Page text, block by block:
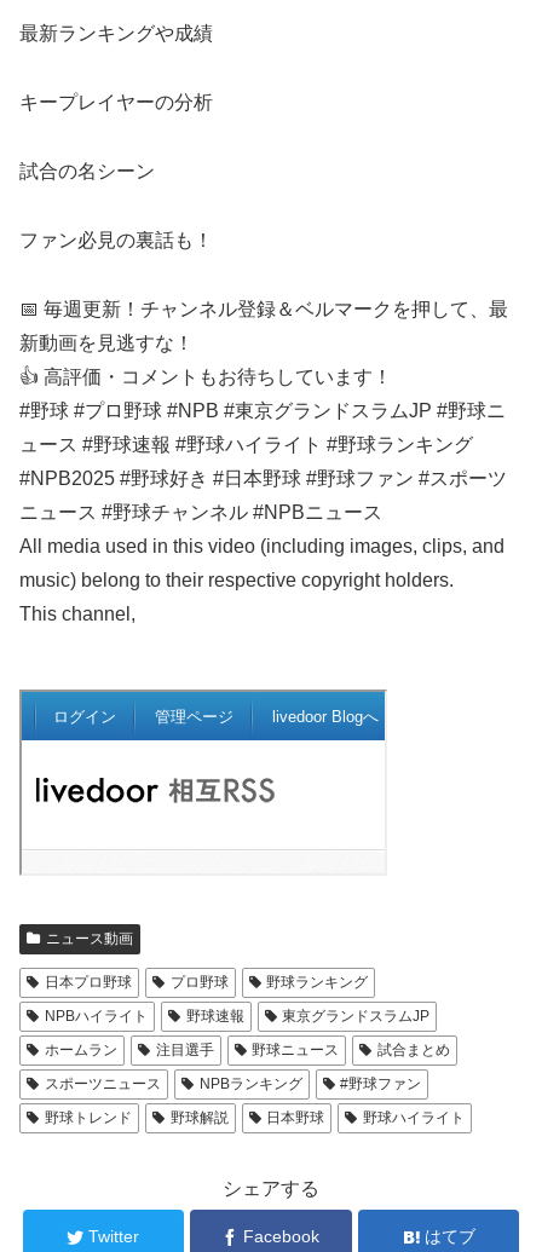
最新ランキングや成績
キープレイヤーの分析
試合の名シーン
ファン必見の裏話も！
📅 毎週更新！チャンネル登録＆ベルマークを押して、最
新動画を見逃すな！
👍 高評価・コメントもお待ちしています！
#野球 #プロ野球 #NPB #東京グランドスラムJP #野球ニ
ュース #野球速報 #野球ハイライト #野球ランキング
#NPB2025 #野球好き #日本野球 #野球ファン #スポーツ
ニュース #野球チャンネル #NPBニュース
All media used in this video (including images, clips, and
music) belong to their respective copyright holders.
This channel,
ニュース動画
日本プロ野球 プロ野球
野球ランキング
NPBハイライト
野球速報
東京グランドスラムJP
ホームラン
注目選手 野球ニュース
試合まとめ
スポーツニュース
NPBランキング
#野球ファン
野球トレンド
野球解説 日本野球 野球ハイライト
シェアする
Twitter Facebook はてブ